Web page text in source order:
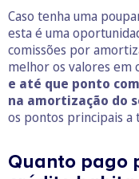
Caso tenha uma
esta é uma
comissões por
melhor os valores em
e até que ponto
na amortização do
os pontos principais a
Quanto pago